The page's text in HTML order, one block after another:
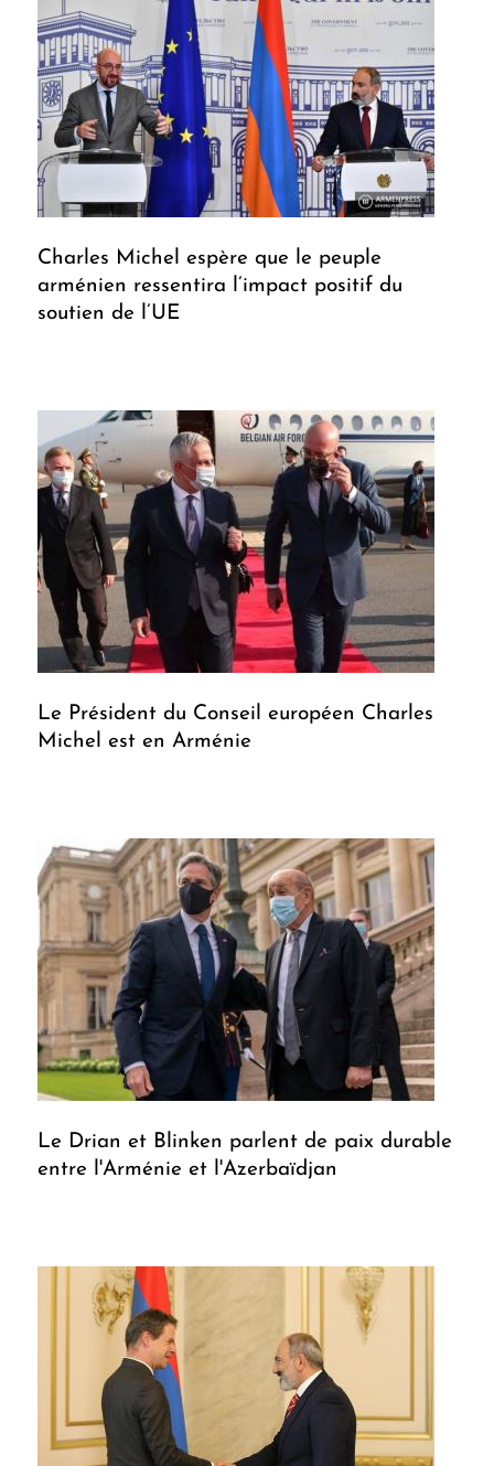
Charles Michel espère que le peuple
arménien ressentira l’impact positif du
soutien de l’UE
Le Président du Conseil européen Charles
Michel est en Arménie
Le Drian et Blinken parlent de paix durable
entre l'Arménie et l'Azerbaïdjan